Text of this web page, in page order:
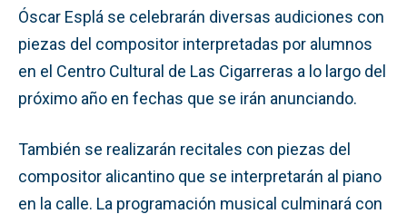
Óscar Esplá se celebrarán diversas audiciones con
piezas del compositor interpretadas por alumnos
en el Centro Cultural de Las Cigarreras a lo largo del
próximo año en fechas que se irán anunciando.
También se realizarán recitales con piezas del
compositor alicantino que se interpretarán al piano
en la calle. La programación musical culminará con